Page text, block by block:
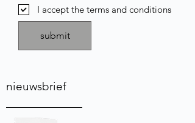
I accept the terms and conditions
submit
nieuwsbrief